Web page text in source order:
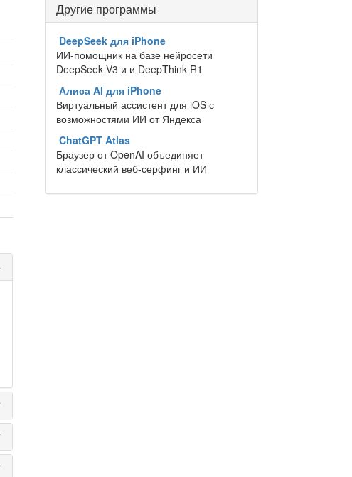
Другие программы
DeepSeek для iPhone
ИИ-помощник на базе нейросети
DeepSeek V3 и и DeepThink R1
Алиса AI для iPhone
Виртуальный ассистент для iOS с
возможностями ИИ от Яндекса
ChatGPT Atlas
Браузер от OpenAI объединяет
классический веб-серфинг и ИИ